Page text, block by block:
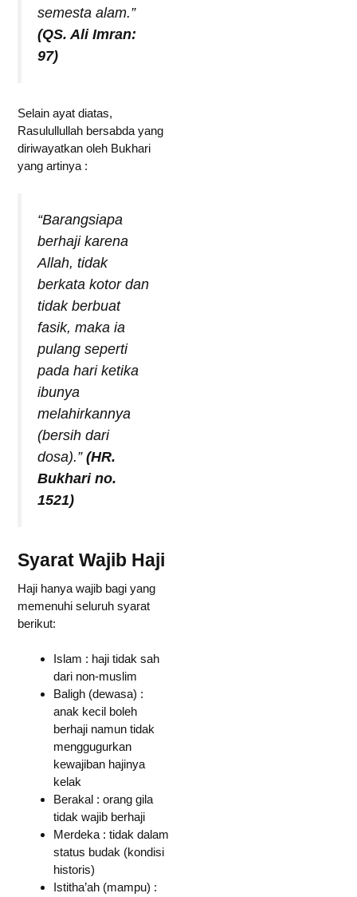
semesta alam.”
(QS. Ali Imran:
97)
Selain ayat diatas,
Rasulullullah bersabda yang
diriwayatkan oleh Bukhari
yang artinya :
“Barangsiapa
berhaji karena
Allah, tidak
berkata kotor dan
tidak berbuat
fasik, maka ia
pulang seperti
pada hari ketika
ibunya
melahirkannya
(bersih dari
dosa).” (HR.
Bukhari no.
1521)
Syarat Wajib Haji
Haji hanya wajib bagi yang
memenuhi seluruh syarat
berikut:
Islam : haji tidak sah
dari non-muslim
Baligh (dewasa) :
anak kecil boleh
berhaji namun tidak
menggugurkan
kewajiban hajinya
kelak
Berakal : orang gila
tidak wajib berhaji
Merdeka : tidak dalam
status budak (kondisi
historis)
Istitha’ah (mampu) :